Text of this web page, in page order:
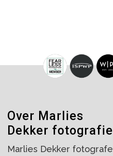
Over Marlies
Dekker fotografie
Marlies Dekker